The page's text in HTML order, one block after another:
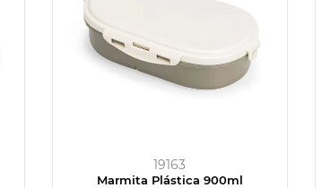
19163
Marmita Plástica 900ml